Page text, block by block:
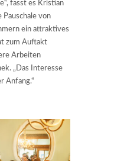
fasst es Kristian
Pauschale von
ein attraktives
zum Auftakt
Arbeiten
„Das Interesse
Anfang.“